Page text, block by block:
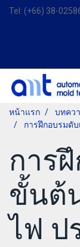
Tel: (+66) 38-
หน้าแรก บทคว
การฝึกอบรมดั
การ
ขั้นต้
ไฟ ป